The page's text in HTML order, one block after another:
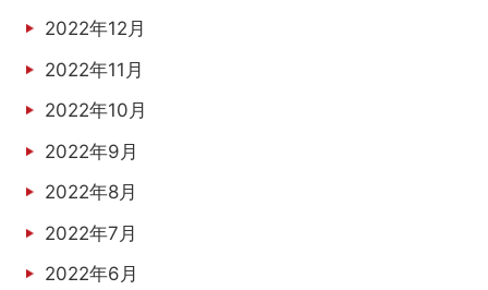
2022年12月
2022年11月
2022年10月
2022年9月
2022年8月
2022年7月
2022年6月